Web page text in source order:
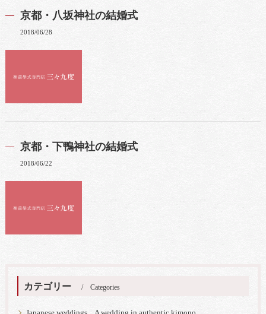
京都・八坂神社の結婚式
2018/06/28
京都・下鴨神社の結婚式
2018/06/22
カテゴリー Categories